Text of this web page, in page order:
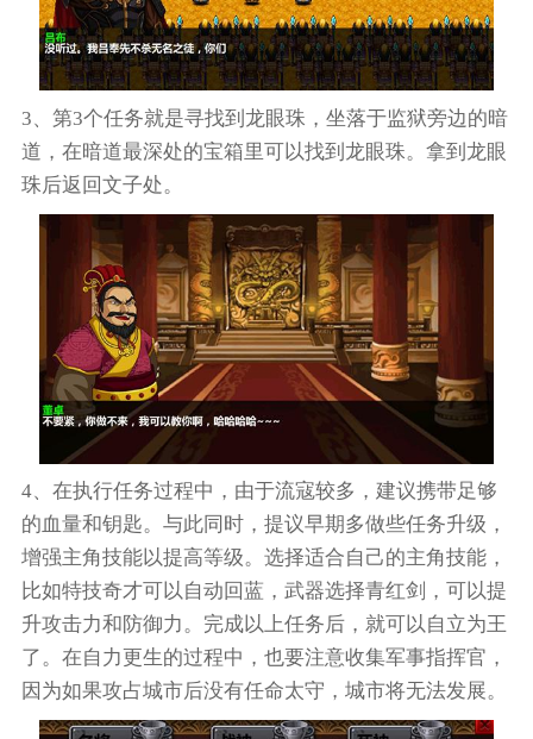
3、第3个任务就是寻找到龙眼珠，坐落于监狱旁边的暗
道，在暗道最深处的宝箱里可以找到龙眼珠。拿到龙眼
珠后返回文子处。
4、在执行任务过程中，由于流寇较多，建议携带足够
的血量和钥匙。与此同时，提议早期多做些任务升级，
增强主角技能以提高等级。选择适合自己的主角技能，
比如特技奇才可以自动回蓝，武器选择青红剑，可以提
升攻击力和防御力。完成以上任务后，就可以自立为王
了。在自力更生的过程中，也要注意收集军事指挥官，
因为如果攻占城市后没有任命太守，城市将无法发展。